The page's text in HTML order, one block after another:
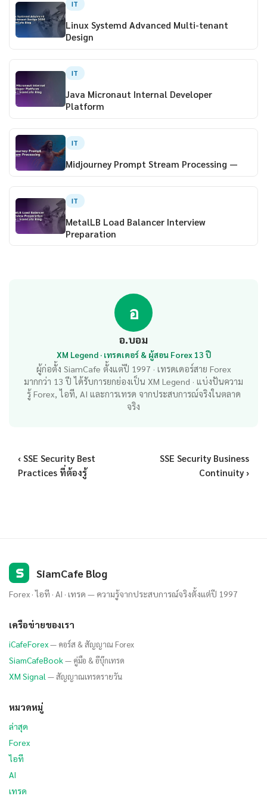
IT
Linux Systemd Advanced Multi-tenant
Design
IT
Java Micronaut Internal Developer
Platform
IT
Midjourney Prompt Stream Processing —
IT
MetalLB Load Balancer Interview
Preparation
อ
อ.บอม
XM Legend · เทรดเดอร์ & ผู้สอน Forex 13 ปี
ผู้ก่อตั้ง SiamCafe ตั้งแต่ปี 1997 · เทรดเดอร์สาย Forex
มากกว่า 13 ปี ได้รับการยกย่องเป็น XM Legend · แบ่งปันความ
รู้ Forex, ไอที, AI และการเทรด จากประสบการณ์จริงในตลาด
จริง
‹ SSE Security Best
Practices ที่ต้องรู้
SSE Security Business
Continuity ›
S SiamCafe Blog
Forex · ไอที · AI · เทรด — ความรู้จากประสบการณ์จริงตั้งแต่ปี 1997
เครือข่ายของเรา
iCafeForex— คอร์ส & สัญญาณ Forex
SiamCafeBook— คู่มือ & อีบุ๊กเทรด
XM Signal — สัญญาณเทรดรายวัน
หมวดหมู่
ล่าสุด
Forex
ไอที
AI
เทรด